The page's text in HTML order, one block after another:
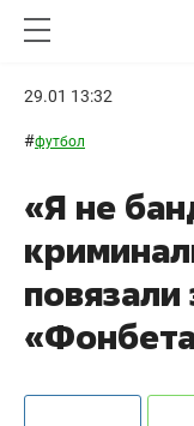
29.01 13:32
#футбол
«Я не